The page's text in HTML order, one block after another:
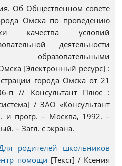
Об Общественном совете
Омска по проведению
качества условий
деятельности
образовательными
[Электронный ресурс] :
города Омска от 21
п // Консультант Плюс :
/ ЗАО «Консультант
и прогр. – Москва, 1992. –
– Загл. с экрана.
родителей школьников
помощи [Текст] / Ксения